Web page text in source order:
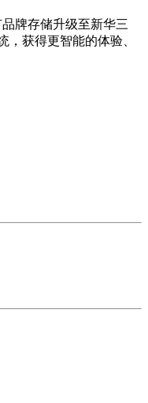
牌存储升级至新华三
，获得更智能的体验、